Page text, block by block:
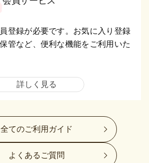
登録が必要です。お気に入り登録
管など、便利な機能をご利用いた
詳しく見る
全てのご利用ガイド
よくあるご質問